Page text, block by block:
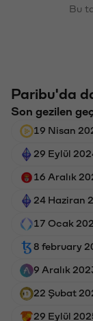
Bu
Paribu'da
Son gezilen
19 Nisan
29 Eylül
16 Aralık
24 Haziran
17 Ocak
8 february
9 Aralık
22 Şubat
29 Eylül